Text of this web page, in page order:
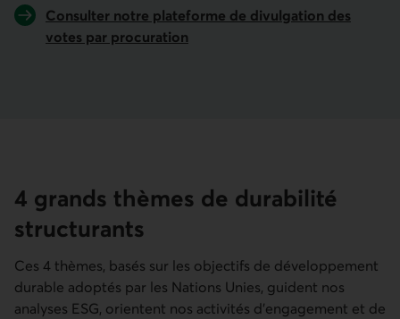
Consulter notre plateforme de divulgation des
votes par procuration
4 grands thèmes de durabilité
structurants
Ces 4 thèmes, basés sur les objectifs de développement
durable adoptés par les Nations Unies, guident nos
analyses ESG, orientent nos activités d'engagement et de